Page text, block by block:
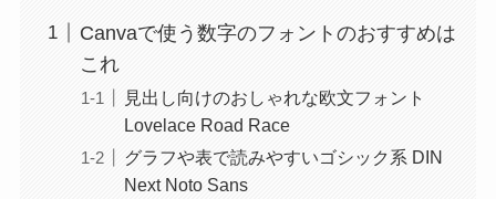
Canvaで使う数字のフォントのおすすめは
これ
見出し向けのおしゃれな欧文フォント
Lovelace Road Race
グラフや表で読みやすいゴシック系 DIN
Next Noto Sans